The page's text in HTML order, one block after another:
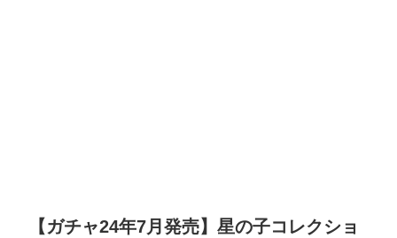
【ガチャ24年7月発売】星の子コレクショ